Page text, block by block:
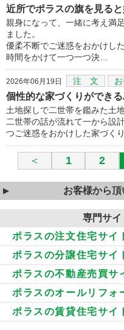
近所でポラスの旗を見る
親身になって、一緒に考え満
ました。
優柔不断でご迷惑をおかけし
時間をかけて一つ一つ決…
2026年06月19日 注 文
個性的な家づくりができ
土地探しで二世帯を鑑みた土
二世帯の話が流れて一から設
つご迷惑をおかけした家づくり
＜ 1 2
お客様から頂
専門サイ
ポラスの注文住宅サイ
ポラスの分譲住宅サイ
ポラスの不動産売買サ
ポラスのオールリフォ
ポラスの賃貸住宅サイ